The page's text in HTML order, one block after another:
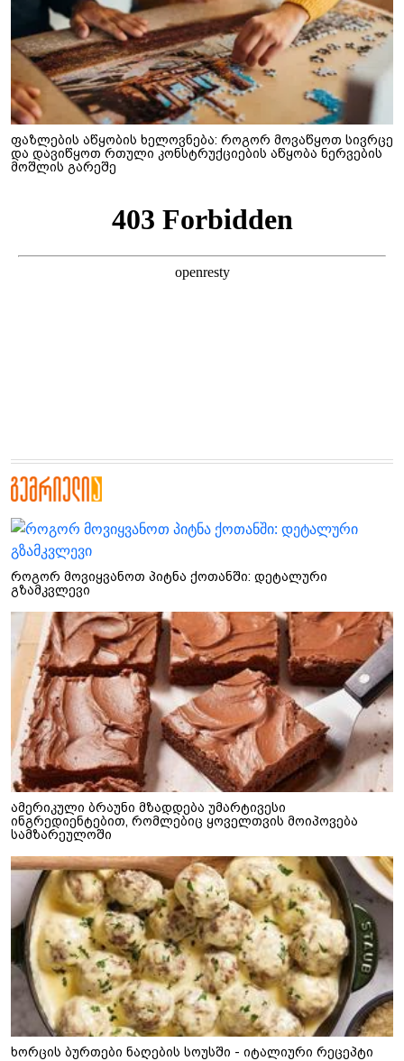
ფაზლების აწყობის ხელოვნება: როგორ მოვაწყოთ სივრცე
და დავიწყოთ რთული კონსტრუქციების აწყობა ნერვების
მოშლის გარეშე
როგორ მოვიყვანოთ პიტნა ქოთანში: დეტალური
გზამკვლევი
ამერიკული ბრაუნი მზადდება უმარტივესი
ინგრედიენტებით, რომლებიც ყოველთვის მოიპოვება
სამზარეულოში
ხორცის ბურთები ნაღების სოუსში - იტალიური რეცეპტი